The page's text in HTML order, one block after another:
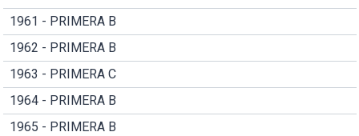
1961 - PRIMERA B
1962 - PRIMERA B
1963 - PRIMERA C
1964 - PRIMERA B
1965 - PRIMERA B